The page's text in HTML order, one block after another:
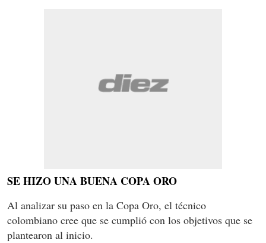
SE HIZO UNA BUENA COPA ORO
Al analizar su paso en la Copa Oro, el técnico
colombiano cree que se cumplió con los objetivos que se
plantearon al inicio.